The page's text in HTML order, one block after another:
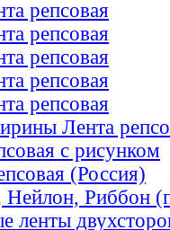
репсовая
репсовая
репсовая
репсовая
репсовая
Лента
с рисунком
(Россия)
Риббон
ленты